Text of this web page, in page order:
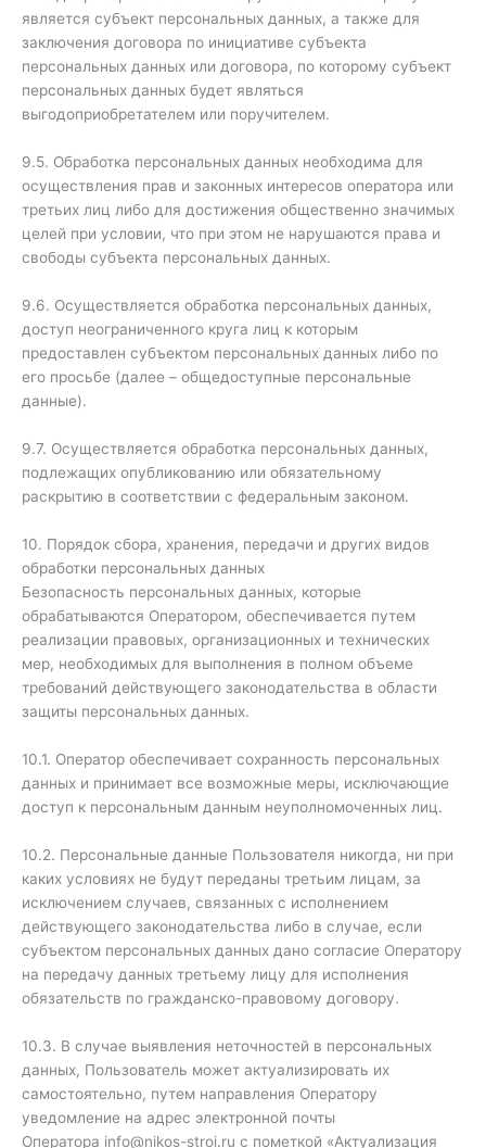
является субъект персональных данных, а также для
заключения договора по инициативе субъекта
персональных данных или договора, по которому субъект
персональных данных будет являться
выгодоприобретателем или поручителем.
9.5. Обработка персональных данных необходима для
осуществления прав и законных интересов оператора или
третьих лиц либо для достижения общественно значимых
целей при условии, что при этом не нарушаются права и
свободы субъекта персональных данных.
9.6. Осуществляется обработка персональных данных,
доступ неограниченного круга лиц к которым
предоставлен субъектом персональных данных либо по
его просьбе (далее – общедоступные персональные
данные).
9.7. Осуществляется обработка персональных данных,
подлежащих опубликованию или обязательному
раскрытию в соответствии с федеральным законом.
10. Порядок сбора, хранения, передачи и других видов
обработки персональных данных
Безопасность персональных данных, которые
обрабатываются Оператором, обеспечивается путем
реализации правовых, организационных и технических
мер, необходимых для выполнения в полном объеме
требований действующего законодательства в области
защиты персональных данных.
10.1. Оператор обеспечивает сохранность персональных
данных и принимает все возможные меры, исключающие
доступ к персональным данным неуполномоченных лиц.
10.2. Персональные данные Пользователя никогда, ни при
каких условиях не будут переданы третьим лицам, за
исключением случаев, связанных с исполнением
действующего законодательства либо в случае, если
субъектом персональных данных дано согласие Оператору
на передачу данных третьему лицу для исполнения
обязательств по гражданско-правовому договору.
10.3. В случае выявления неточностей в персональных
данных, Пользователь может актуализировать их
самостоятельно, путем направления Оператору
уведомление на адрес электронной почты
Оператора info@nikos-stroi.ru с пометкой «Актуализация